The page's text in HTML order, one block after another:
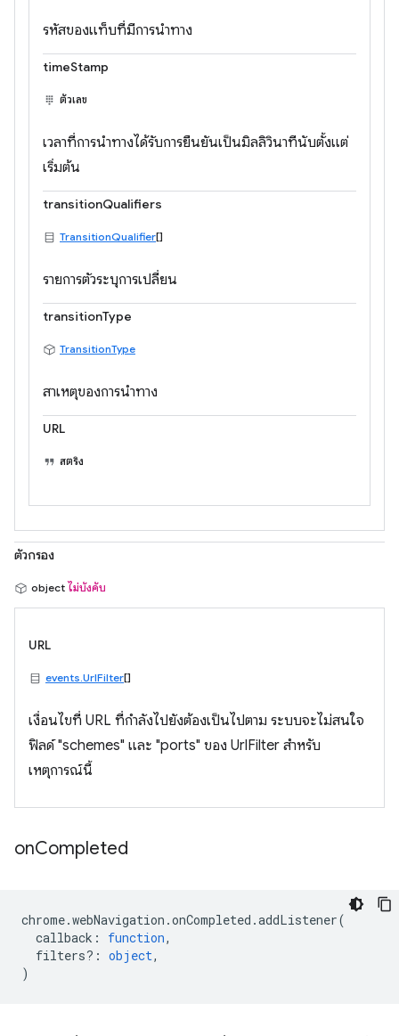
รหัสของแท็บที่มีการนำทาง
timeStamp
ตัวเลข
เวลาที่การนำทางได้รับการยืนยันเป็นมิลลิวินาทีนับตั้งแต่
เริ่มต้น
transitionQualifiers
TransitionQualifier[]
รายการตัวระบุการเปลี่ยน
transitionType
TransitionType
สาเหตุของการนำทาง
URL
สตริง
ตัวกรอง
object ไม่บังคับ
URL
events.UrlFilter[]
เงื่อนไขที่ URL ที่กำลังไปยังต้องเป็นไปตาม ระบบจะไม่สนใจ
ฟิลด์ "schemes" และ "ports" ของ UrlFilter สำหรับ
เหตุการณ์นี้
onCompleted
chrome.webNavigation .onCompleted .addListener(
callback : function,
filters? : object,
)